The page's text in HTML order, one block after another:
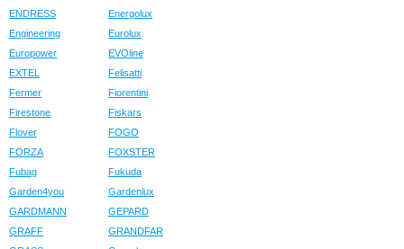
ENDRESS
Energolux
Engineering
Eurolux
Europower
EVOline
EXTEL
Felisatti
Fermer
Fiorentini
Firestone
Fiskars
Flover
FOGO
FORZA
FOXSTER
Fubag
Fukuda
Garden4you
Gardenlux
GARDMANN
GEPARD
GRAFF
GRANDFAR